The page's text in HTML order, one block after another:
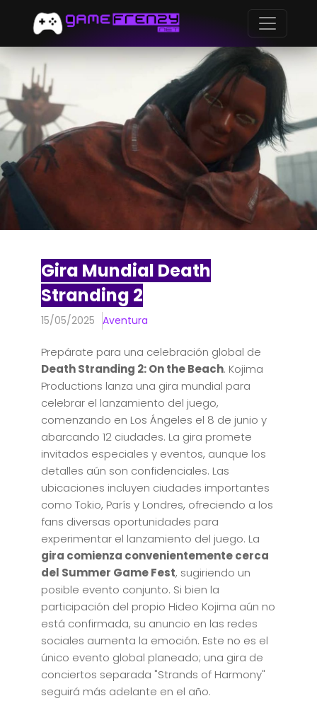
Gira Mundial Death
Stranding 2
15/05/2025 Aventura
Prepárate para una celebración global de
Death Stranding 2: On the Beach. Kojima
Productions lanza una gira mundial para
celebrar el lanzamiento del juego,
comenzando en Los Ángeles el 8 de junio y
abarcando 12 ciudades. La gira promete
invitados especiales y eventos, aunque los
detalles aún son confidenciales. Las
ubicaciones incluyen ciudades importantes
como Tokio, París y Londres, ofreciendo a los
fans diversas oportunidades para
experimentar el lanzamiento del juego. La
gira comienza convenientemente cerca
del Summer Game Fest, sugiriendo un
posible evento conjunto. Si bien la
participación del propio Hideo Kojima aún no
está confirmada, su anuncio en las redes
sociales aumenta la emoción. Este no es el
único evento global planeado; una gira de
conciertos separada "Strands of Harmony"
seguirá más adelante en el año.